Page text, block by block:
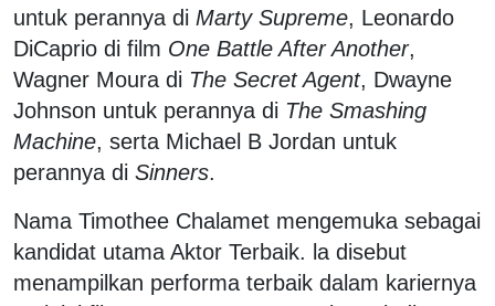
untuk perannya di Marty Supreme, Leonardo
DiCaprio di film One Battle After Another,
Wagner Moura di The Secret Agent, Dwayne
Johnson untuk perannya di The Smashing
Machine, serta Michael B Jordan untuk
perannya di Sinners.
Nama Timothee Chalamet mengemuka sebagai
kandidat utama Aktor Terbaik. la disebut
menampilkan performa terbaik dalam kariernya